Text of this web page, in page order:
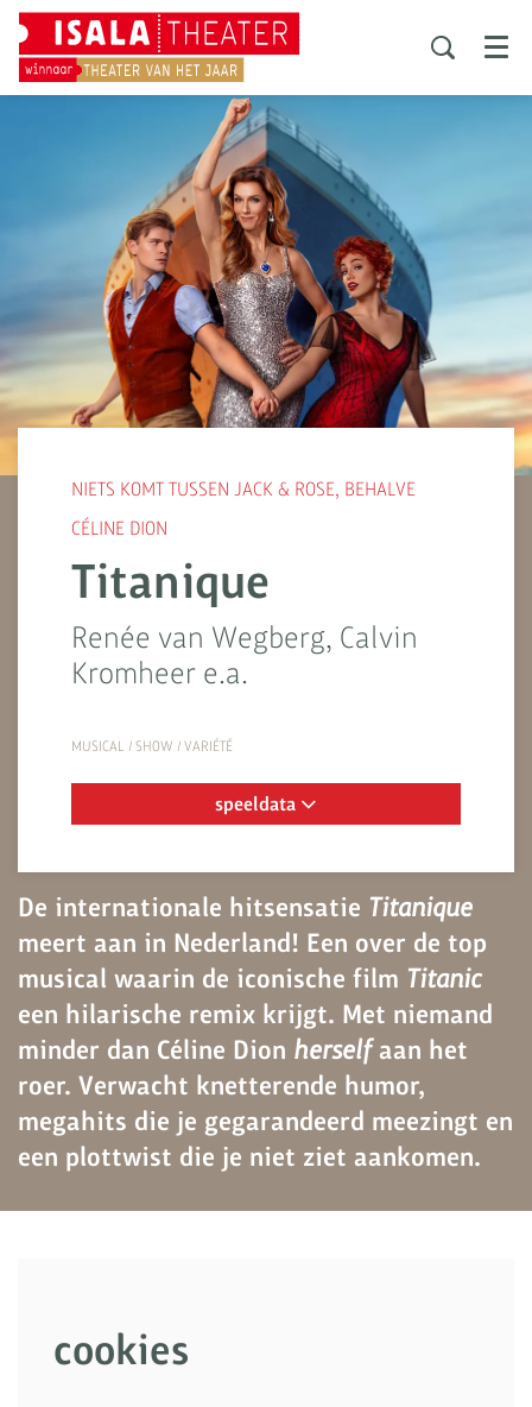
Menu
Titanique
Renée van Wegberg, Calvin
Kromheer e.a.
NIETS KOMT TUSSEN JACK & ROSE, BEHALVE
CÉLINE DION
MUSICAL / SHOW / VARIÉTÉ
speeldata
De internationale hitsensatie Titanique
meert aan in Nederland! Een over de top
musical waarin de iconische film Titanic
een hilarische remix krijgt. Met niemand
minder dan Céline Dion herself aan het
roer. Verwacht knetterende humor,
megahits die je gegarandeerd meezingt en
een plottwist die je niet ziet aankomen.
cookies